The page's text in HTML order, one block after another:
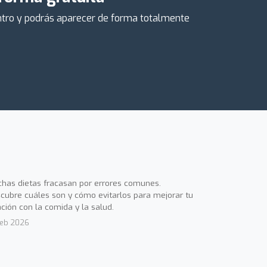
y podrás aparecer de forma totalmente
dietas fracasan por errores comunes.
cuáles son y cómo evitarlos para mejorar tu
con la comida y la salud.
2026